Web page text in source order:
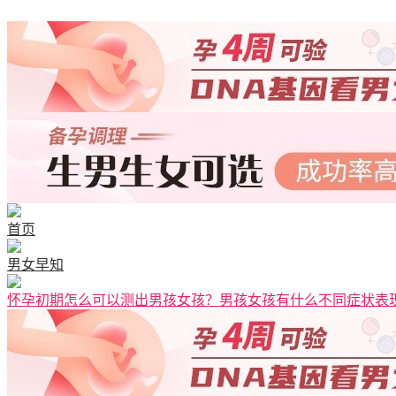
首页
男女早知
怀孕初期怎么可以测出男孩女孩？男孩女孩有什么不同症状表